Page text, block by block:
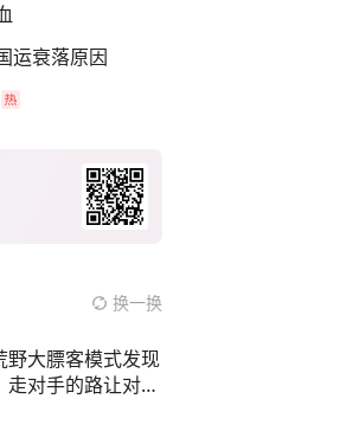
运衰落原因
换一换
野大膘客模式发现
走对手的路让对手